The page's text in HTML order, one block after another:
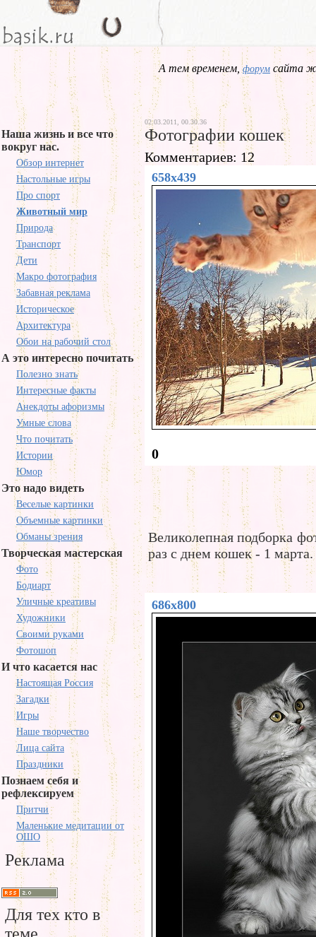
А тем временем,форум сайта
Наша жизнь и все что
вокруг нас.
Обзор интернет
Настольные игры
Про спорт
Животный мир
Природа
Транспорт
Дети
Макро фотография
Забавная реклама
Историческое
Архитектура
Обои на рабочий стол
А это интересно почитать
Полезно знать
Интересные факты
Анекдоты афоризмы
Умные слова
Что почитать
Истории
Юмор
Это надо видеть
Веселые картинки
Объемные картинки
Обманы зрения
Творческая мастерская
Фото
Бодиарт
Уличные креативы
Художники
Своими руками
Фотошоп
И что касается нас
Настоящая Россия
Загадки
Игры
Наше творчество
Лица сайта
Праздники
Познаем себя и
рефлексируем
Притчи
Маленькие медитации от
ОШО
Реклама
Для тех кто в
02.03.2011, 00.30.36
Фотографии кошек
Комментариев: 12
658x439
0
Великолепная подборка
раз с днем кошек - 1 марта.
686x800